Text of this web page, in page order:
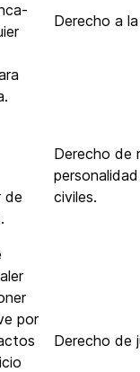
Derecho a
de
Derecho de
civiles.
por
Derecho de